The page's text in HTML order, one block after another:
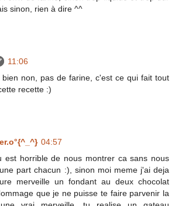
sinon, rien à dire ^^
11:06
non, pas de farine, c'est ce qui fait tout
recette :)
04:57
est horrible de nous montrer ca sans nous
part chacun :), sinon moi meme j'ai deja
merveille un fondant au deux chocolat
que je ne puisse te faire parvenir la